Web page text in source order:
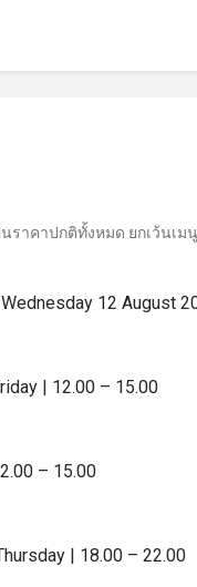
าคาปกติทั้งหมด ยกเว้นเม
12 August
| 12.00 – 15.00
– 15.00
| 18.00 – 22.00